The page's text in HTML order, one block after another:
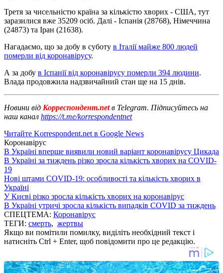
Третя за чисельністю країна за кількістю хворих - США, тут
заразилися вже 35209 осіб. Далі - Іспанія (28768), Німеччина
(24873) та Іран (21638).
Нагадаємо, що за добу в суботу в Італії майже 800 людей
померли від коронавірусу.
А за добу в Іспанії від коронавірусу померли 394 людини.
Влада продовжила надзвичайний стан ще на 15 днів.
Новини від Корреспондент.netв Telegram. Підписуйтесь на
наш канал https://t.me/korrespondentnet
Читайте Korrespondent.net в Google News
Коронавірус
В Україні вперше виявили новий варіант коронавірусу Цикада
В Україні за тиждень різко зросла кількість хворих на COVID-
19
Нові штами COVID-19: особливості та кількість хворих в
Україні
У Києві різко зросла кількість хворих на коронавірус
В Україні утричі зросла кількість випадків COVID за тиждень
СПЕЦТЕМА: Коронавірус
ТЕГИ: смерть, жертвы
Якщо ви помітили помилку, виділіть необхідний текст і
натисніть Ctrl + Enter, щоб повідомити про це редакцію.